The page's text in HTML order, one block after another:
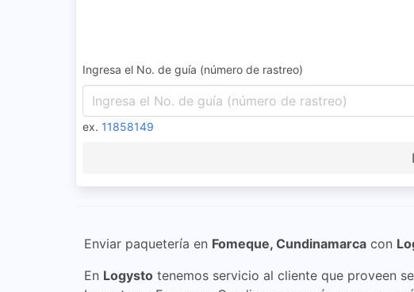
Ingresa el No. de guía (número de rastreo)
ex. 11858149
Enviar paquetería en Fomeque, Cundinamarca con
En Logysto tenemos servicio al cliente que proveen